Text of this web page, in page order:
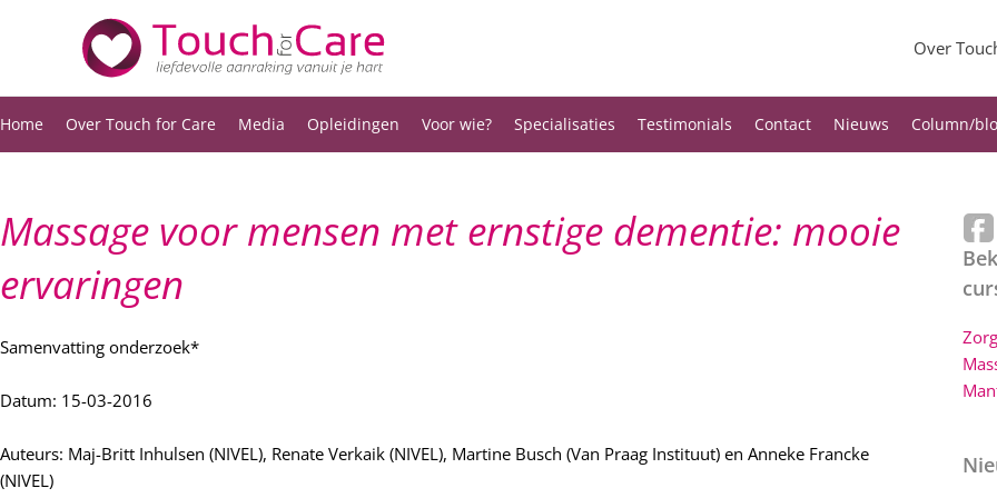
inhoud
Over
Home Over Touch for Care Media Opleidingen Voor wie? Specialisaties Testimonials Contact Nieuws Column/
Massage voor mensen met ernstige dementie: mooie
ervaringen
Samenvatting onderzoek*
Datum: 15-03-2016
Auteurs: Maj-Britt Inhulsen (NIVEL), Renate Verkaik (NIVEL), Martine Busch (Van Praag Instituut) en Anneke Francke
(NIVEL)